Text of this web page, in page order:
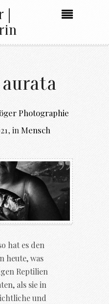
|
Photographie
, in Mensch
hat es den
heute, was
Reptilien
als sie in
und